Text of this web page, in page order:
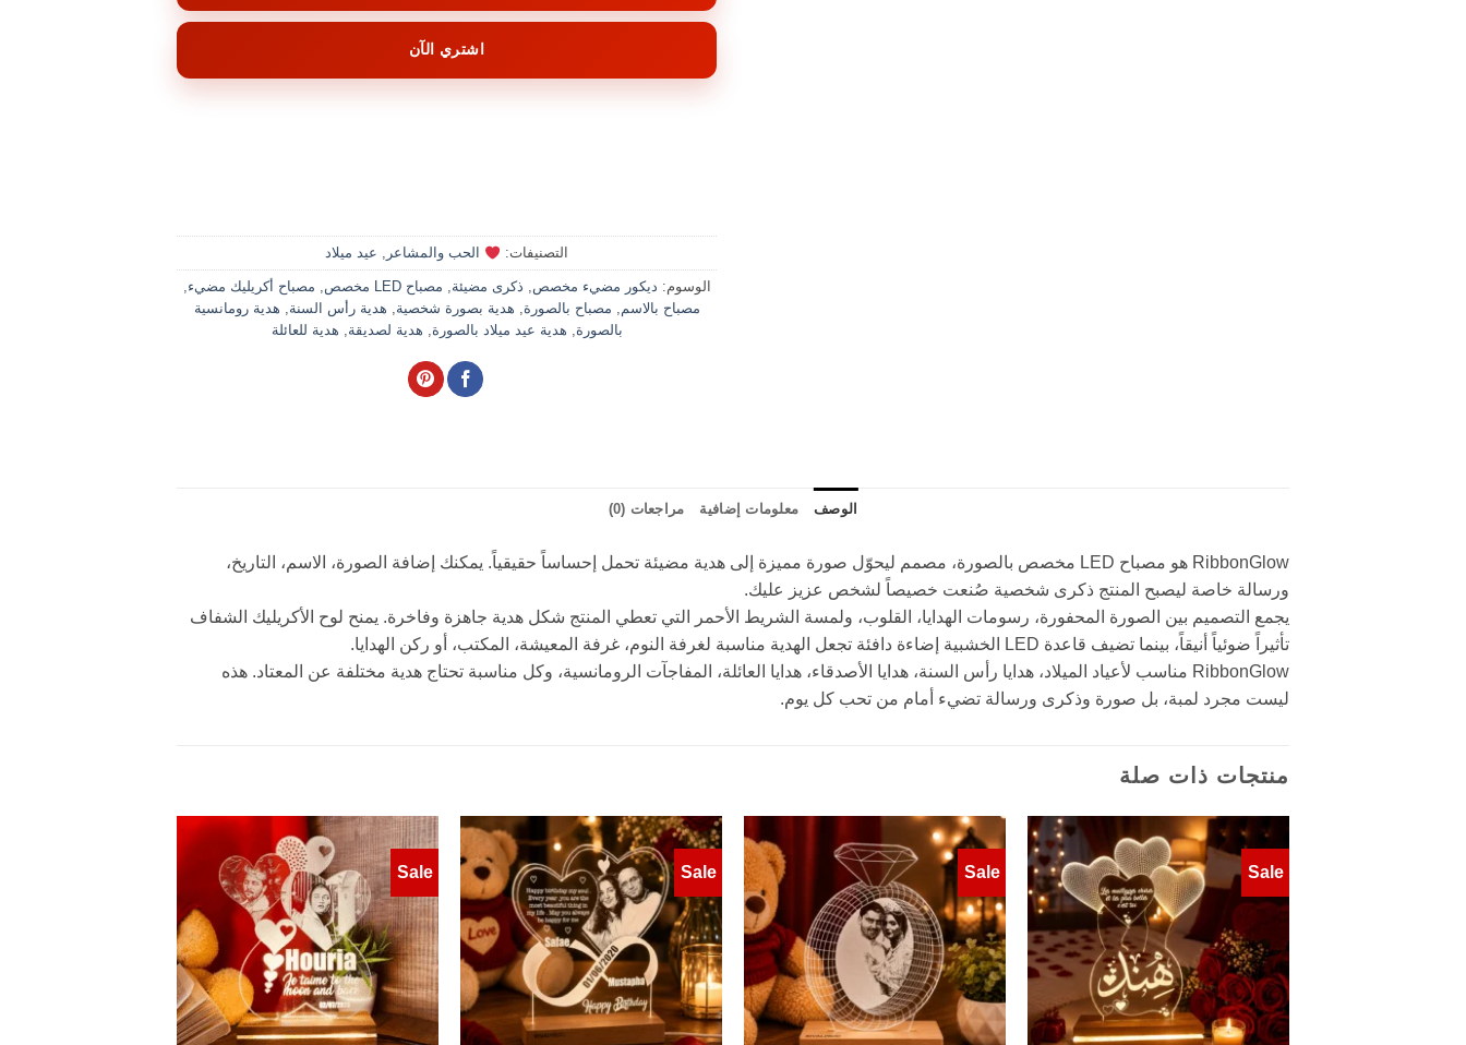
اشتري الآن
التصنيفات: الحب والمشاعر , عيد ميلاد
الوسوم: ديكور مضيء مخصص, ذكرى مضيئة, مصباح LED مخصص , مصباح أكريليك مضيء,
مصباح بالاسم, مصباح بالصورة, هدية بصورة شخصية, هدية رأس السنة, هدية رومانسية
بالصورة, هدية عيد ميلاد بالصورة, هدية لصديقة, هدية للعائلة
الوصف معلومات إضافية مراجعات (0)
RibbonGlow هو مصباح LED مخصص بالصورة، مصمم ليحوّل صورة مميزة إلى هدية مضيئة تحمل إحساساً حقيقياً. يمكنك إضافة الصورة، الاسم، التاريخ،
ورسالة خاصة ليصبح المنتج ذكرى شخصية صُنعت خصيصاً لشخص عزيز عليك.
يجمع التصميم بين الصورة المحفورة، رسومات الهدايا، القلوب، ولمسة الشريط الأحمر التي تعطي المنتج شكل هدية جاهزة وفاخرة. يمنح لوح الأكريليك الشفاف
تأثيراً ضوئياً أنيقاً، بينما تضيف قاعدة LED الخشبية إضاءة دافئة تجعل الهدية مناسبة لغرفة النوم، غرفة المعيشة، المكتب، أو ركن الهدايا.
RibbonGlow مناسب لأعياد الميلاد، هدايا رأس السنة، هدايا الأصدقاء، هدايا العائلة، المفاجآت الرومانسية، وكل مناسبة تحتاج هدية مختلفة عن المعتاد. هذه
ليست مجرد لمبة، بل صورة وذكرى ورسالة تضيء أمام من تحب كل يوم.
منتجات ذات صلة
Sale
Add to
wishlist
Sale
Add to
wishlist
Sale
Add to
wishlist
Sale